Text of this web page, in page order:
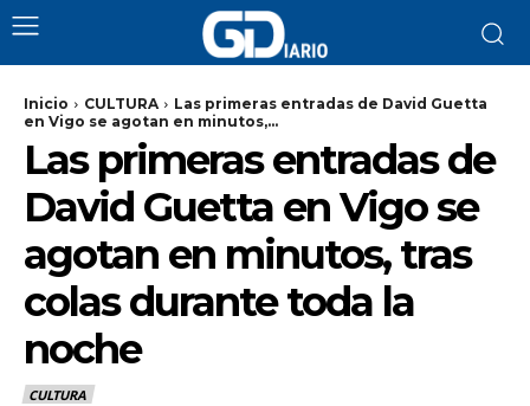
Inicio CULTURA
Las primeras entradas de David Guetta
en Vigo se agotan en minutos,...
Las primeras entradas de
David Guetta en Vigo se
agotan en minutos, tras
colas durante toda la
noche
CULTURA